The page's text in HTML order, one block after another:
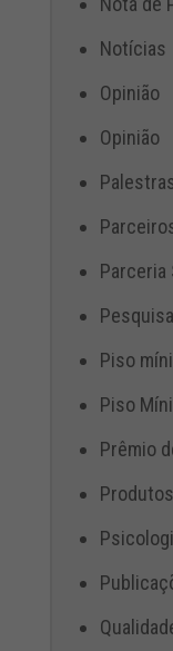
Notícias
Opinião
Opinião
Parceria
Pesquisa
Piso
Piso
Prêmio